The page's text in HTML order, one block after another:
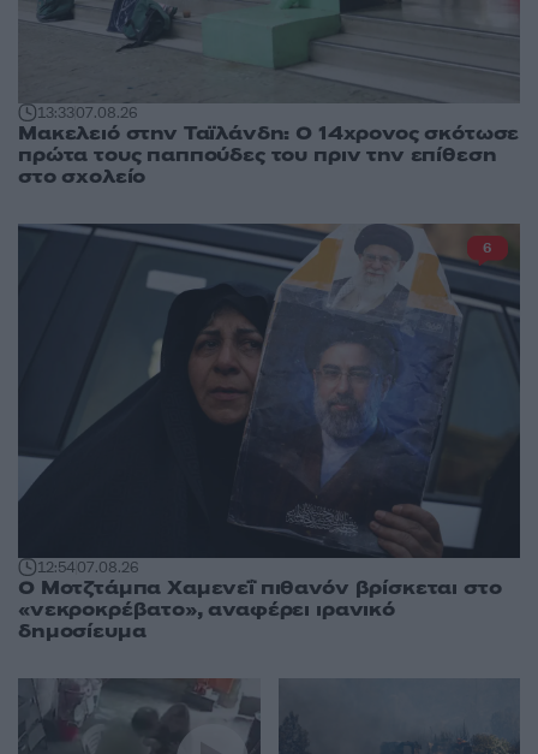
13:3307.08.26
Μακελειό στην Ταϊλάνδη: Ο 14χρονος σκότωσε
πρώτα τους παππούδες του πριν την επίθεση
στο σχολείο
12:5407.08.26
Ο Μοτζτάμπα Χαμενεΐ πιθανόν βρίσκεται στο
«νεκροκρέβατο», αναφέρει ιρανικό
δημοσίευμα
6